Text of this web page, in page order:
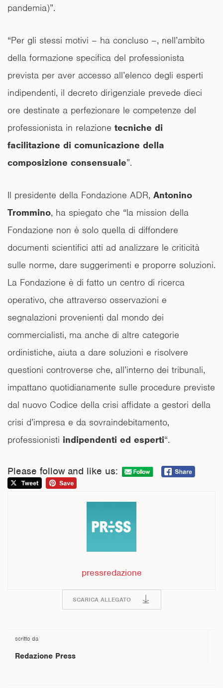
pandemia)”.
“Per gli stessi motivi – ha concluso –, nell’ambito
della formazione specifica del professionista
prevista per aver accesso all’elenco degli esperti
indipendenti, il decreto dirigenziale prevede dieci
ore destinate a perfezionare le competenze del
professionista in relazione tecniche di
facilitazione di comunicazione della
composizione consensuale”.
Il presidente della Fondazione ADR, Antonino
Trommino, ha spiegato che “la mission della
Fondazione non è solo quella di diffondere
documenti scientifici atti ad analizzare le criticità
sulle norme, dare suggerimenti e proporre soluzioni.
La Fondazione è di fatto un centro di ricerca
operativo, che attraverso osservazioni e
segnalazioni provenienti dal mondo dei
commercialisti, ma anche di altre categorie
ordinistiche, aiuta a dare soluzioni e risolvere
questioni controverse che, all’interno dei tribunali,
impattano quotidianamente sulle procedure previste
dal nuovo Codice della crisi affidate a gestori della
crisi d’impresa e da sovraindebitamento,
professionisti indipendenti ed esperti“.
Please follow and like us:
pressredazione
SCARICA ALLEGATO
scritto da
Redazione Press